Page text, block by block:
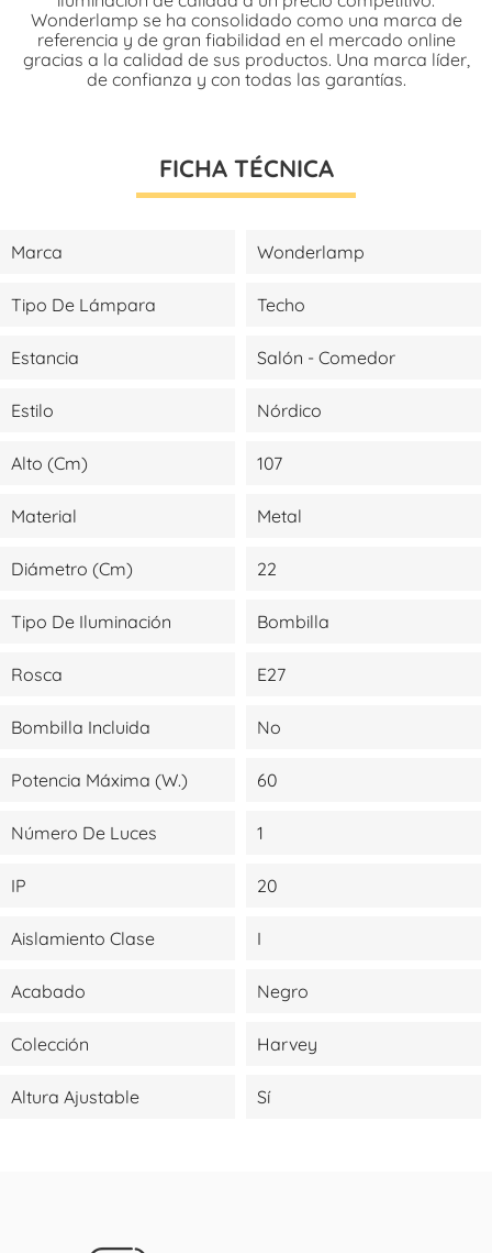
Wonderlamp se ha consolidado como una marca de
referencia y de gran fiabilidad en el mercado online
gracias a la calidad de sus productos. Una marca líder,
de confianza y con todas las garantías.
FICHA TÉCNICA
Marca Wonderlamp
Tipo De Lámpara Techo
Estancia Salón - Comedor
Estilo Nórdico
Alto (cm) 107
Material Metal
Diámetro (cm) 22
Tipo De Iluminación Bombilla
Rosca E27
Bombilla Incluida No
Potencia Máxima (W.) 60
Número De Luces 1
IP 20
Aislamiento Clase I
Acabado Negro
Colección Harvey
Altura Ajustable Sí